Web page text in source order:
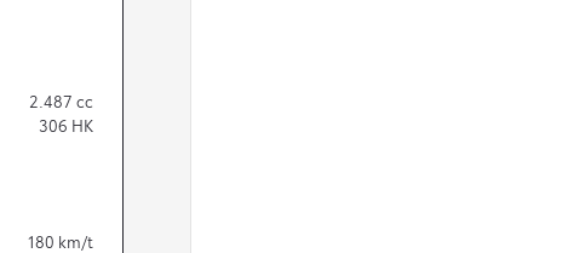
2.487 cc
306 HK
180 km/t